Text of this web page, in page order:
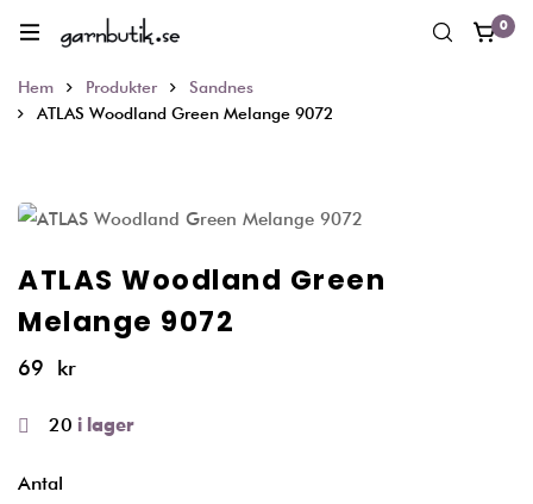
0
Hem Produkter
Sandnes
ATLAS Woodland Green Melange 9072
ATLAS Woodland Green
Melange 9072
69 kr
20 i lager
Antal